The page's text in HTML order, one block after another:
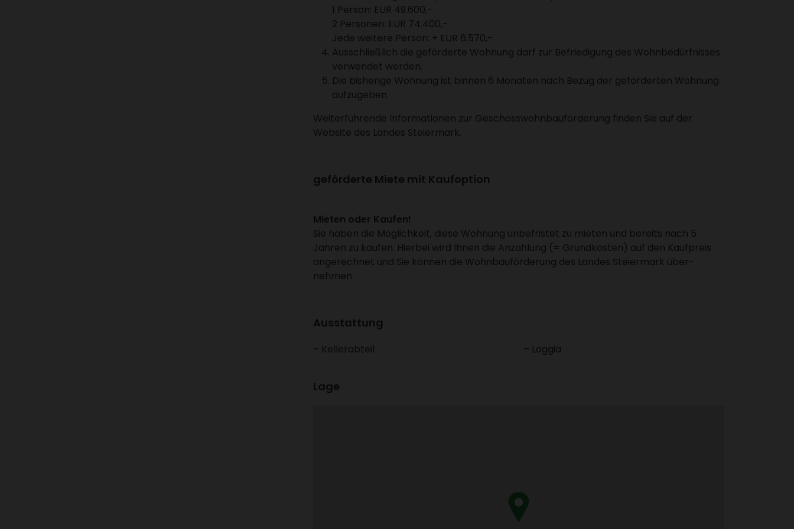
1 Person: EUR 49.600,-
2 Personen: EUR 74.400,-
Jede weitere Person: + EUR 6.570,-
Ausschließ­lich die geför­derte Wohnung darf zur Befrie­di­gung des Wohn­be­dürf­nisses
verwendet werden.
Die bishe­rige Wohnung ist binnen 6 Monaten nach Bezug der geför­derten Wohnung
aufzu­geben.
Weiter­füh­rende Infor­ma­tionen zur Geschoss­wohn­bau­för­de­rung finden Sie auf der
Website des Landes Stei­er­mark.
geför­derte Miete mit Kauf­op­tion
Mieten oder Kaufen!
Sie haben die Möglich­keit, diese Wohnung unbe­fristet zu mieten und bereits nach 5
Jahren zu kaufen. Hierbei wird Ihnen die Anzah­lung (= Grund­kosten) auf den Kauf­preis
ange­rechnet und Sie können die Wohn­bau­för­de­rung des Landes Stei­er­mark über­
nehmen.
Ausstat­tung
Keller­ab­teil Loggia
Lage